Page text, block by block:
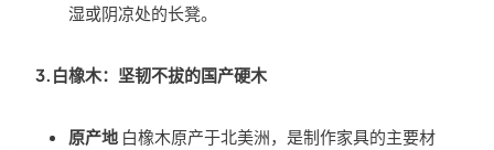
湿或阴凉处的长凳。
3.白橡木：坚韧不拔的国产硬木
原产地 白橡木原产于北美洲，是制作家具的主要材